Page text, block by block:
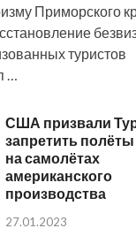
Приморского
туристов
…
США призвали
запретить
на самолётах
американского
производства
27.01.2023